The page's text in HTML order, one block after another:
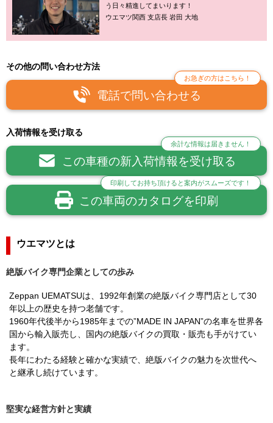
う日々精進してまいります！
ウエマツ関西 支店長 岩田 大地
その他の問い合わせ方法
電話で問い合わせる
お急ぎの方はこちら！
入荷情報を受け取る
この車種の新入荷情報を受け取る
余計な情報は届きません！
この車両のカタログを印刷
印刷してお持ち頂けると案内がスムーズです！
ウエマツとは
絶版バイク専門企業としての歩み
Zeppan UEMATSUは、1992年創業の絶版バイク専門店として30
年以上の歴史を持つ老舗です。
1960年代後半から1985年までの”MADE IN JAPAN”の名車を世界各
国から輸入販売し、国内の絶版バイクの買取・販売も手がけてい
ます。
長年にわたる経験と確かな実績で、絶版バイクの魅力を次世代へ
と継承し続けています。
堅実な経営方針と実績